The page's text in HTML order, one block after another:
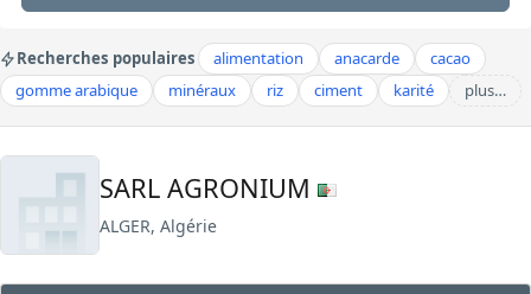
Recherches populaires alimentation anacarde
cacao
gomme arabique
minéraux riz ciment karité plus…
SARL AGRONIUM
ALGER, Algérie